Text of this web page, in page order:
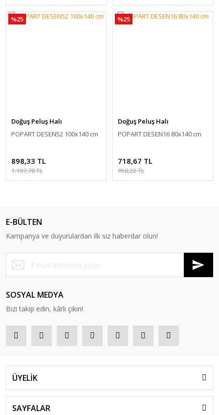
%25
Doğuş Peluş Halı
POPART DESEN52 100x140 cm
898,33 TL
1.197,78 TL
%25
Doğuş Peluş Halı
POPART DESEN16 80x140 cm
718,67 TL
958,22 TL
E-BÜLTEN
Kampanya ve duyurulardan ilk siz haberdar olun!
SOSYAL MEDYA
Bizi takip edin, kârlı çıkın!
ÜYELİK
SAYFALAR